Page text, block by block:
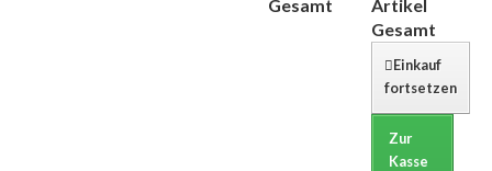
Gesamt
Artikel
Gesamt
Einkauf
fortsetzen
Zur
Kasse